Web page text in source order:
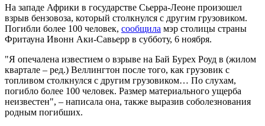
На западе Африки в государстве Сьерра-Леоне произошел
взрыв бензовоза, который столкнулся с другим грузовиком.
Погибли более 100 человек, сообщила мэр столицы страны
Фритауна Ивонн Аки-Савьерр в субботу, 6 ноября.
"Я опечалена известием о взрыве на Бай Бурех Роуд в (жилом
квартале – ред.) Веллингтон после того, как грузовик с
топливом столкнулся с другим грузовиком… По слухам,
погибло более 100 человек. Размер материального ущерба
неизвестен", – написала она, также выразив соболезнования
родным погибших.